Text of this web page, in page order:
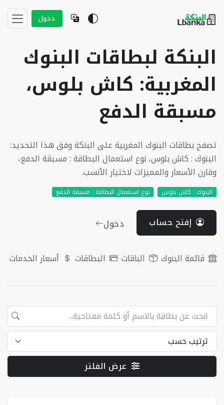
دخول
البنكة لبطاقات البنوك
المغربية: كاش بلوس،
مسبقة الدفع
تصفح بطاقات البنوك المغربية على البنكة وفق هذا التحديد:
البنوك : كاش بلوس، نوع استعمال البطاقة : مسبقة الدفع،
وقارن الأسعار والمميزات لاختيار الأنسب.
البنوك : كاش بلوس نوع استعمال البطاقة : مسبقة الدفع
إفتح حساب دخول
قائمة البنوك الباقات البطاقات أسعار الخدمات
عرض الفلتر